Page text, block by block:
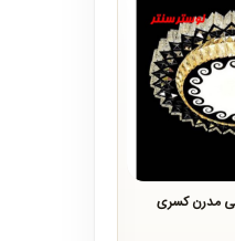
مدرن کسری